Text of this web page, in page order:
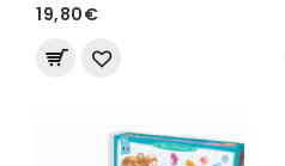
19,80€